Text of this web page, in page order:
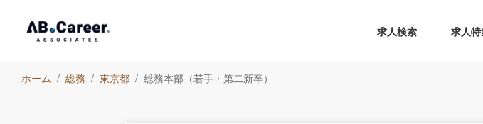
求人検索
求人
ホーム 総務 東京都 総務本部（若手・第二新卒）